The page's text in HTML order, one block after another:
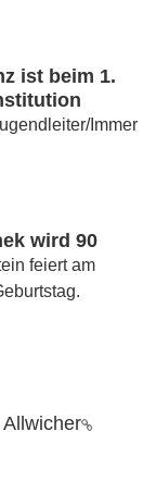
ist beim 1.
Immer
wird 90
feiert am